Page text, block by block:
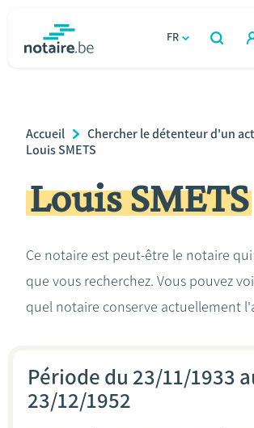
FR
OUVERT
Relations et vivre ensemble
Héritage et donations
Le notaire
Breadcrumb
Accueil
Chercher le détenteur d'un
Louis SMETS
Louis SMETS
Ce notaire est peut-être le notaire
que vous recherchez. Vous pouvez
quel notaire conserve actuellement
Période du 23/11/1933
23/12/1952